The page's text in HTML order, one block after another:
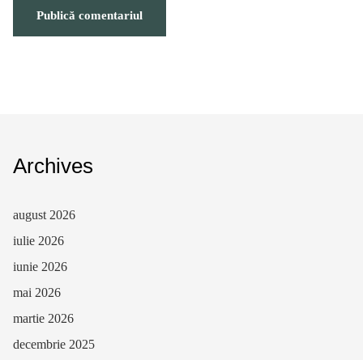
Archives
august 2026
iulie 2026
iunie 2026
mai 2026
martie 2026
decembrie 2025